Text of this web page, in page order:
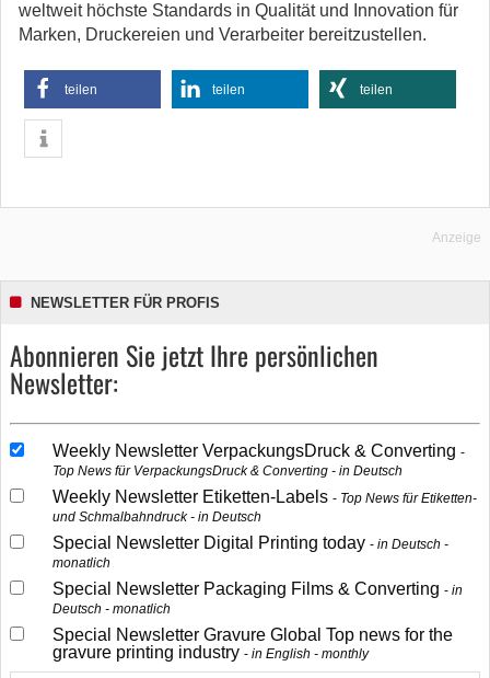
weltweit höchste Standards in Qualität und Innovation für
Marken, Druckereien und Verarbeiter bereitzustellen.
teilen teilen teilen
Anzeige
NEWSLETTER FÜR PROFIS
Abonnieren Sie jetzt Ihre persönlichen
Newsletter:
Weekly Newsletter VerpackungsDruck & Converting
Top News für VerpackungsDruck & Converting - in Deutsch
Weekly Newsletter Etiketten-Labels
Top News für Etiketten-
und Schmalbahndruck - in Deutsch
Special Newsletter Digital Printing today
in Deutsch -
monatlich
Special Newsletter Packaging Films & Converting
in
Deutsch - monatlich
Special Newsletter Gravure Global Top news for the
gravure printing industry
in English - monthly